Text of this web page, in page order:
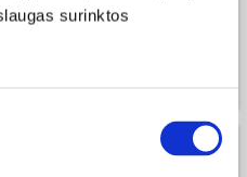
surinktos